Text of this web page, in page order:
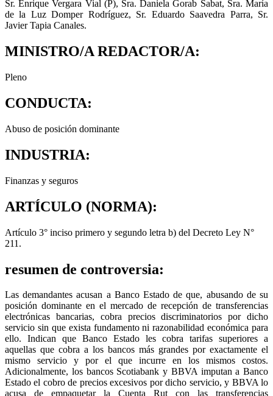
Sr. Enrique Vergara Vial (P), Sra. Daniela Gorab Sabat, Sra. María
de la Luz Domper Rodríguez, Sr. Eduardo Saavedra Parra, Sr.
Javier Tapia Canales.
MINISTRO/A REDACTOR/A:
Pleno
CONDUCTA:
Abuso de posición dominante
INDUSTRIA:
Finanzas y seguros
ARTÍCULO (NORMA):
Artículo 3° inciso primero y segundo letra b) del Decreto Ley N°
211.
resumen de controversia:
Las demandantes acusan a Banco Estado de que, abusando de su
posición dominante en el mercado de recepción de transferencias
electrónicas bancarias, cobra precios discriminatorios por dicho
servicio sin que exista fundamento ni razonabilidad económica para
ello. Indican que Banco Estado les cobra tarifas superiores a
aquellas que cobra a los bancos más grandes por exactamente el
mismo servicio y por el que incurre en los mismos costos.
Adicionalmente, los bancos Scotiabank y BBVA imputan a Banco
Estado el cobro de precios excesivos por dicho servicio, y BBVA lo
acusa de empaquetar la Cuenta Rut con las transferencias